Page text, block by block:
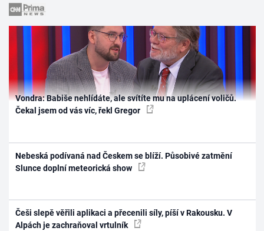
Vondra: Babiše nehlídáte, ale svítíte mu na uplácení voličů.
Čekal jsem od vás víc, řekl Gregor
Nebeská podívaná nad Českem se blíží. Působivé zatmění
Slunce doplní meteorická show
Češi slepě věřili aplikaci a přecenili síly, píší v Rakousku. V
Alpách je zachraňoval vrtulník